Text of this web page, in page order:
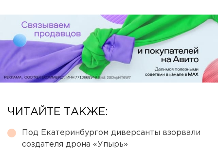
ЧИТАЙТЕ ТАКЖЕ:
Под Екатеринбургом диверсанты взорвали
создателя дрона «Упырь»